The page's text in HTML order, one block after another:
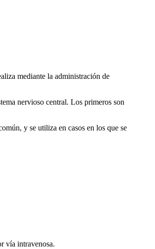
mediante la administración de
nervioso central. Los primeros son
y se utiliza en casos en los que se
vía intravenosa.